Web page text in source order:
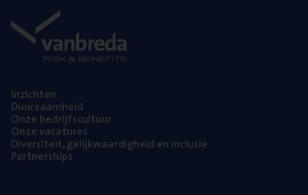
Inzich­ten
Duur­zaam­heid
Onze bedrijfs­cul­tuur
Onze vaca­tu­res
Diver­si­teit, gelijk­waar­dig­heid en inclusie
Part­ner­ships